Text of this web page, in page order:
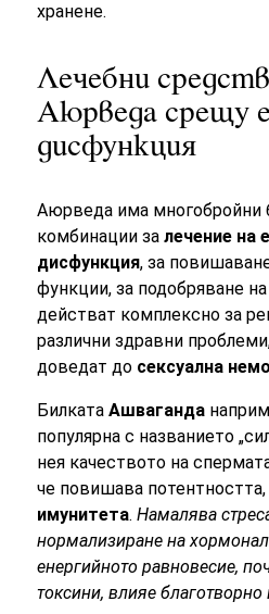
хранене.
Лечебни
Аюрведа срещу
дисфункция
Аюрведа има многобройни
комбинации за лечение на
дисфункция, за
функции, за подобряване
действат комплексно за
различни здравни
доведат до сексуална
БилкатаАшваганда
популярна с названието
нея качеството на
че повишава
имунитета.Намалява
нормализиране на
енергийното равновесие,
токсини, влияе